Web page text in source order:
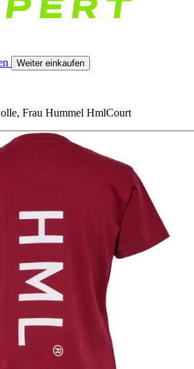
Weiter einkaufen
Frau Hummel HmlCourt